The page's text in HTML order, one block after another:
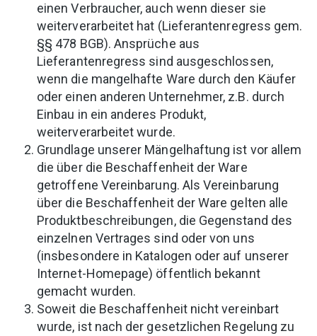
einen Verbraucher, auch wenn dieser sie
weiterverarbeitet hat (Lieferantenregress gem.
§§ 478 BGB). Ansprüche aus
Lieferantenregress sind ausgeschlossen,
wenn die mangelhafte Ware durch den Käufer
oder einen anderen Unternehmer, z.B. durch
Einbau in ein anderes Produkt,
weiterverarbeitet wurde.
Grundlage unserer Mängelhaftung ist vor allem
die über die Beschaffenheit der Ware
getroffene Vereinbarung. Als Vereinbarung
über die Beschaffenheit der Ware gelten alle
Produktbeschreibungen, die Gegenstand des
einzelnen Vertrages sind oder von uns
(insbesondere in Katalogen oder auf unserer
Internet-Homepage) öffentlich bekannt
gemacht wurden.
Soweit die Beschaffenheit nicht vereinbart
wurde, ist nach der gesetzlichen Regelung zu